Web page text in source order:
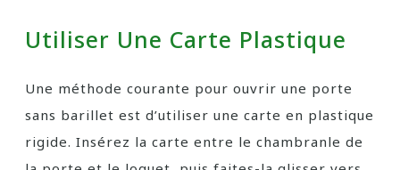
Utiliser Une Carte Plastique
Une méthode courante pour ouvrir une porte
sans barillet est d’utiliser une carte en plastique
rigide. Insérez la carte entre le chambranle de